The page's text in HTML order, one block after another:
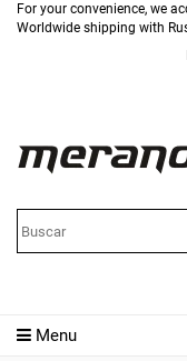
For your convenience, we
Worldwide shipping with
Menu